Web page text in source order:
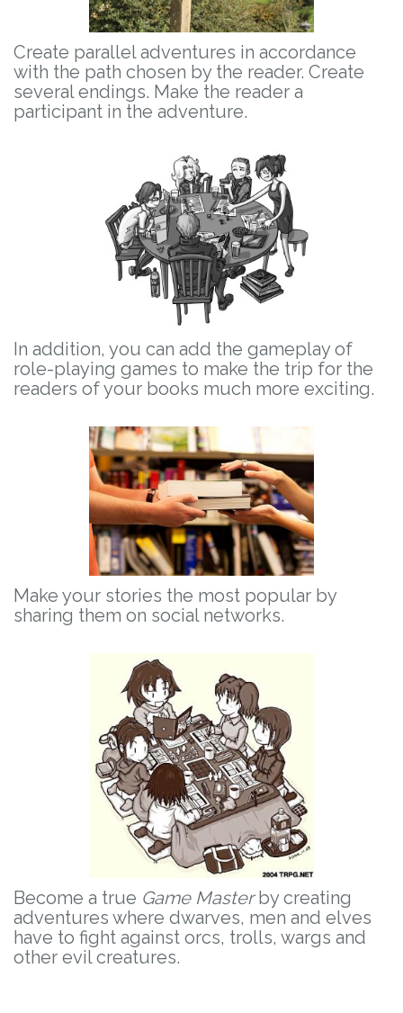
Create parallel adventures in accordance
with the path chosen by the reader. Create
several endings. Make the reader a
participant in the adventure.
In addition, you can add the gameplay of
role-playing games to make the trip for the
readers of your books much more exciting.
Make your stories the most popular by
sharing them on social networks.
Become a true Game Masterby creating
adventures where dwarves, men and elves
have to fight against orcs, trolls, wargs and
other evil creatures.